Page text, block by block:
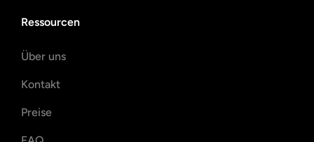
Ressourcen
Über uns
Kontakt
Preise